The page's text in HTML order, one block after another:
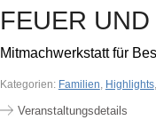
FEUER
Mitmachwerkstatt für
Kategorien: Familien, Highlights,
Veranstaltungsdetails